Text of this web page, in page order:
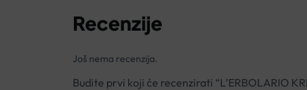
Recenzije
Još nema recenzija.
Budite prvi koji će recenzirati “L’ERBOLARIO